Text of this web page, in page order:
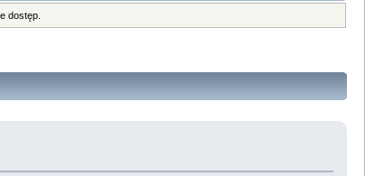
dostęp.